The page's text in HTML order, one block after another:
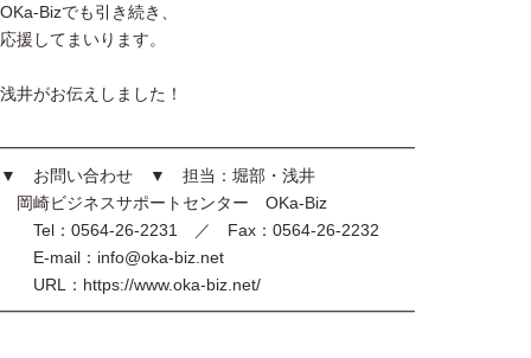
OKa-Bizでも引き続き、
応援してまいります。
浅井がお伝えしました！
━━━━━━━━━━━━━━━━━━━━━━━━━
▼ お問い合わせ ▼ 担当：堀部・浅井
岡崎ビジネスサポートセンター OKa-Biz
Tel：0564-26-2231 ／ Fax：0564-26-2232
E-mail：info@oka-biz.net
URL：https://www.oka-biz.net/
━━━━━━━━━━━━━━━━━━━━━━━━━